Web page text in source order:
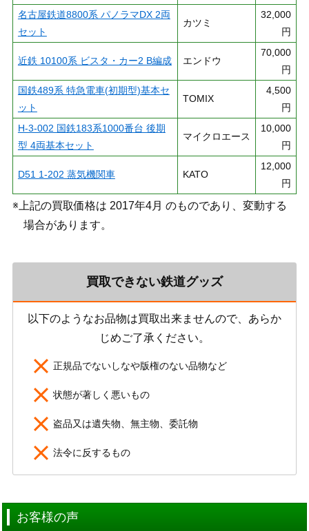
名古屋鉄道8800系 パノラマDX 2両
セット
カツミ
32,000
円
近鉄 10100系 ビスタ・カー2 B編成 エンドウ
70,000
円
国鉄489系 特急電車(初期型)基本セ
ット
TOMIX
4,500
円
H-3-002 国鉄183系1000番台 後期
型 4両基本セット
マイクロエース
10,000
円
D51 1-202 蒸気機関車 KATO
12,000
円
※上記の買取価格は 2017年4月 のものであり、変動する
場合があります。
買取できない鉄道グッズ
以下のようなお品物は買取出来ませんので、あらか
じめご了承ください。
正規品でないしなや版権のない品物など
状態が著しく悪いもの
盗品又は遺失物、無主物、委託物
法令に反するもの
お客様の声